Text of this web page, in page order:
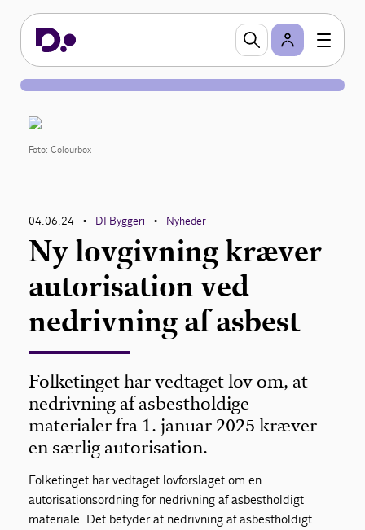
Foto: Colourbox
04.06.24 • DI Byggeri • Nyheder
Ny lovgivning kræver
autorisation ved
nedrivning af asbest
Folketinget har vedtaget lov om, at
nedrivning af asbestholdige
materialer fra 1. januar 2025 kræver
en særlig autorisation.
Folketinget har vedtaget lovforslaget om en
autorisationsordning for nedrivning af asbestholdigt
materiale. Det betyder at nedrivning af asbestholdigt